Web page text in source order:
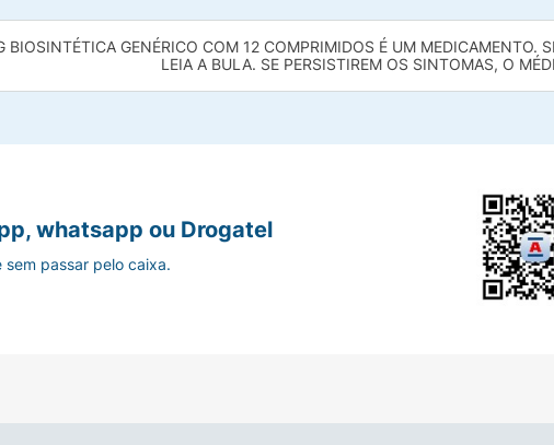
BIOSINTÉTICA GENÉRICO COM 12 COMPRIMIDOS É UM MEDICAMENTO.
LEIA A BULA. SE PERSISTIREM OS SINTOMAS, O
whatsapp ou Drogatel
sem passar pelo caixa.